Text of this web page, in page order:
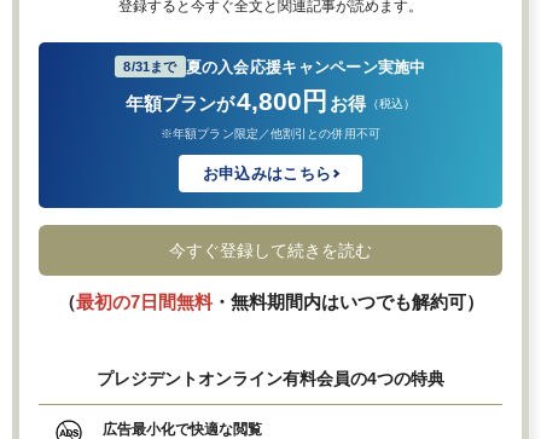
登録すると今すぐ全文と関連記事が読めます。
8/31まで 夏の入会応援キャンペーン実施中
年額プランが4,800円 お得 （税込）
※年額プラン限定／他割引との併用不可
お申込みはこちら
今すぐ登録して続きを読む
（最初の7日間無料・無料期間内はいつでも解約可）
プレジデントオンライン有料会員の4つの特典
広告最小化で快適な閲覧